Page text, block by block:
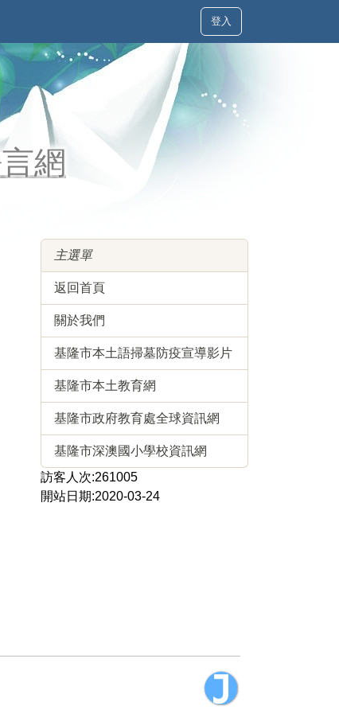
登入
網
主選單
返回首頁
關於我們
基隆市本土語掃墓防疫宣導影片
基隆市本土教育網
基隆市政府教育處全球資訊網
基隆市深澳國小學校資訊網
訪客人次:261005
開站日期:2020-03-24